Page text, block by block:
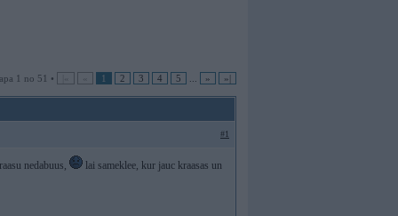
1 no 51 • |« « 1 2 3 4 5 » »|
#1
nedabuus,
lai sameklee, kur jauc kraasas un